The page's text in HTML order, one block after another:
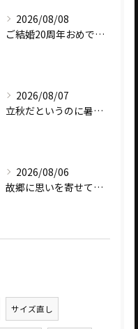
2026/08/08
ご結婚20周年おめでとうございます
2026/08/07
立秋だというのに暑いですね
2026/08/06
故郷に思いを寄せて～オリジナルブランド【Shinano(しな...
サイズ直し